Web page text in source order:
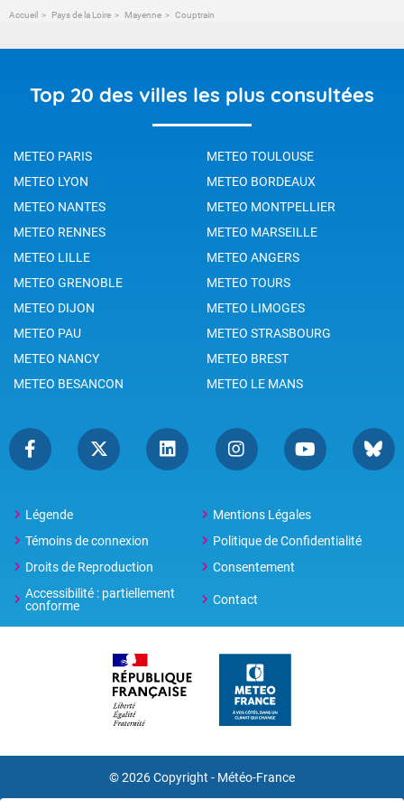
Accueil Pays de la Loire Mayenne Couptrain
Top 20 des villes les plus consultées
METEO PARIS
METEO TOULOUSE
METEO LYON
METEO BORDEAUX
METEO NANTES
METEO MONTPELLIER
METEO RENNES
METEO MARSEILLE
METEO LILLE
METEO ANGERS
METEO GRENOBLE
METEO TOURS
METEO DIJON
METEO LIMOGES
METEO PAU
METEO STRASBOURG
METEO NANCY
METEO BREST
METEO BESANCON
METEO LE MANS
Légende
Mentions Légales
Témoins de connexion
Politique de Confidentialité
Droits de Reproduction
Consentement
Accessibilité : partiellement
conforme
Contact
© 2026 Copyright - Météo-France